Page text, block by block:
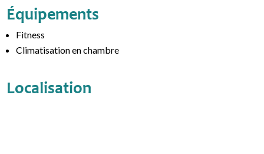
Équipements
Fitness
Climatisation en chambre
Localisation